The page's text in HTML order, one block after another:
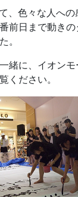
、色々な人へ
前日まで動き
。
緒に、イオン
ください。